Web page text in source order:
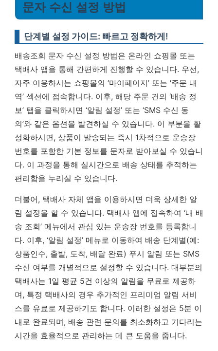
문자 수신 설정 방법
단계별 설정 가이드: 빠르고 정확하게!
배송조회 문자 수신 설정 방법은 온라인 쇼핑몰 또는
택배사 앱을 통해 간편하게 진행할 수 있습니다. 우선,
자주 이용하시는 쇼핑몰의 ‘마이페이지’ 또는 ‘주문 내
역’ 섹션에 접속합니다. 이후, 해당 주문 건의 ‘배송 정
보’ 탭을 클릭하시면 ‘알림 설정’ 또는 ‘SMS 수신 동
의’와 같은 옵션을 발견하실 수 있습니다. 이 부분을 활
성화하시면, 상품이 발송되는 즉시 1차적으로 운송장
번호를 포함한 기본 정보를 문자로 받아보실 수 있습니
다. 이 과정을 통해 실시간으로 배송 상태를 추적하는
편리함을 누리실 수 있습니다.
더불어, 택배사 자체 앱을 이용하시면 더욱 상세한 알
림 설정을 할 수 있습니다. 택배사 앱에 접속하여 ‘내 배
송 조회’ 메뉴에서 관심 있는 운송장 번호를 등록합니
다. 이후, ‘알림 설정’ 메뉴로 이동하여 배송 단계별(예:
상품인수, 출발, 도착, 배달 완료) 푸시 알림 또는 SMS
수신 여부를 개별적으로 설정할 수 있습니다. 대부분의
택배사는 1일 평균 5건 이상의 알림을 무료로 제공하
며, 특정 택배사의 경우 추가적인 프리미엄 알림 서비
스를 유료로 제공하기도 합니다. 이러한 설정은 5분 이
내로 완료되며, 배송 관련 문의를 최소화하고 기다리는
시간을 효율적으로 관리하는 데 큰 도움을 줍니다.